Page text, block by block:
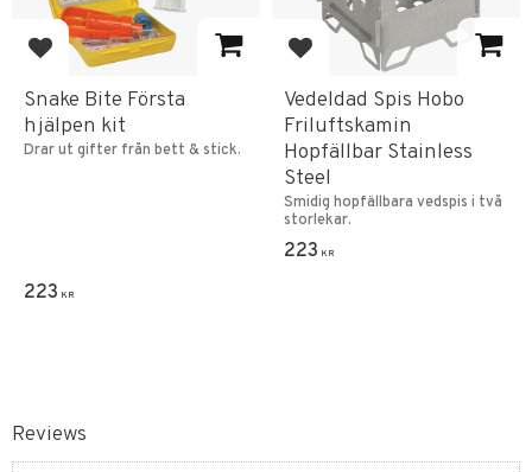
Reviews
Add to favorites
Snake Bite Första
hjälpen kit
Drar ut gifter från bett & stick.
223 KR
Add to favorites
Vedeldad Spis Hobo
Friluftskamin
Hopfällbar Stainless
Steel
Smidig hopfällbara vedspis i två
storlekar.
223 KR